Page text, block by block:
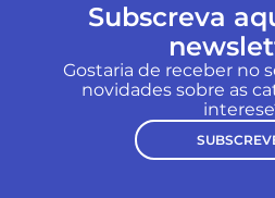
Subscreva
Gostaria de receber no
novidades sobre as